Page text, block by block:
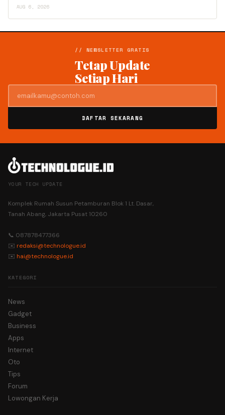
AUG 6, 2026
// NEWSLETTER GRATIS
Tetap Update
Setiap Hari
DAFTAR SEKARANG
YOUR TECH UPDATE
Komplek Rumah Susun Petamburan Blok 1 Lt. Dasar,
Tanah Abang, Jakarta Pusat 10260
📞 087878477366
✉️ redaksi@technologue.id
✉️ hai@technologue.id
KATEGORI
News
Gadget
Business
Apps
Internet
Oto
Tips
Forum
Lowongan Kerja